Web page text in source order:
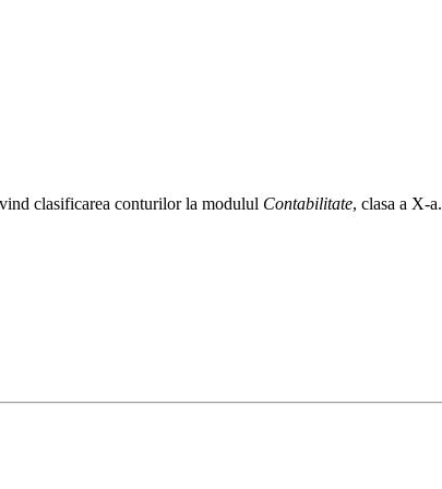
clasificarea conturilor la modulul Contabilitate, clasa a X-a.